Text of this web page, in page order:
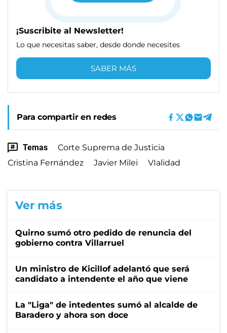
¡Suscribite al Newsletter!
Lo que necesitas saber, desde donde necesites
SABER MÁS
Para compartir en redes
Temas
Corte Suprema de Justicia
Cristina Fernández
Javier Milei VIalidad
Ver más
Quirno sumó otro pedido de renuncia del
gobierno contra Villarruel
Un ministro de Kicillof adelantó que será
candidato a intendente el año que viene
La "Liga" de intedentes sumó al alcalde de
Baradero y ahora son doce